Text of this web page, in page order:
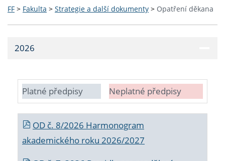
FF > Fakulta > Strategie a další dokumenty > Opatření děkana
2026
Platné předpisy Neplatné předpisy
OD č. 8/2026 Harmonogram
akademického roku 2026/2027